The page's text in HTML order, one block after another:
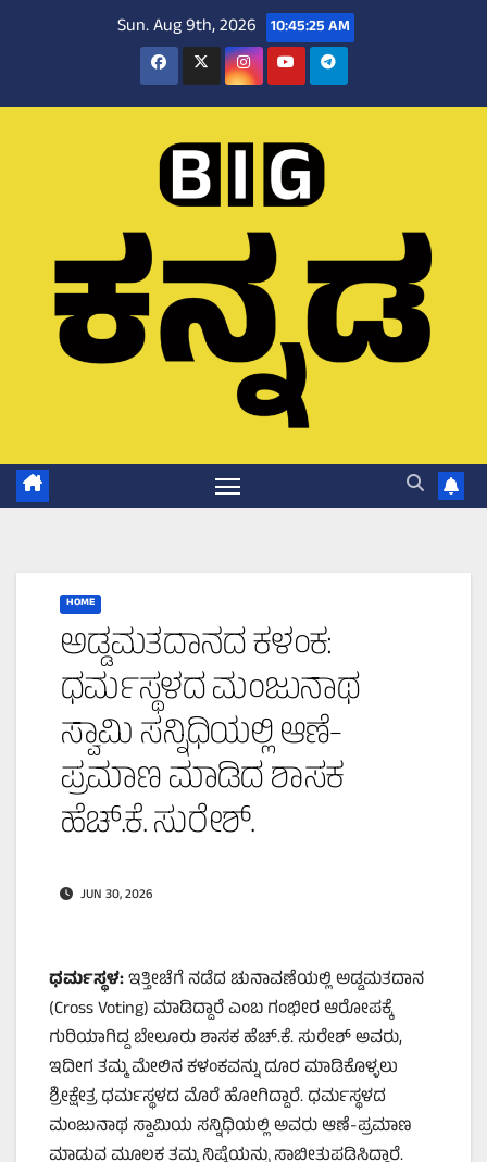
Sun. Aug 9th, 2026 10:45:26 AM
HOME
ಅಡ್ಡಮತದಾನದ ಕಳಂಕ:
ಧರ್ಮಸ್ಥಳದ ಮಂಜುನಾಥ
ಸ್ವಾಮಿ ಸನ್ನಿಧಿಯಲ್ಲಿ ಆಣೆ-
ಪ್ರಮಾಣ ಮಾಡಿದ ಶಾಸಕ
ಹೆಚ್.ಕೆ. ಸುರೇಶ್.
JUN 30, 2026
ಧರ್ಮಸ್ಥಳ:ಇತ್ತೀಚೆಗೆ ನಡೆದ ಚುನಾವಣೆಯಲ್ಲಿ ಅಡ್ಡಮತದಾನ
(Cross Voting) ಮಾಡಿದ್ದಾರೆ ಎಂಬ ಗಂಭೀರ ಆರೋಪಕ್ಕೆ
ಗುರಿಯಾಗಿದ್ದ ಬೇಲೂರು ಶಾಸಕ ಹೆಚ್.ಕೆ. ಸುರೇಶ್ ಅವರು,
ಇದೀಗ ತಮ್ಮ ಮೇಲಿನ ಕಳಂಕವನ್ನು ದೂರ ಮಾಡಿಕೊಳ್ಳಲು
ಶ್ರೀಕ್ಷೇತ್ರ ಧರ್ಮಸ್ಥಳದ ಮೊರೆ ಹೋಗಿದ್ದಾರೆ. ಧರ್ಮಸ್ಥಳದ
ಮಂಜುನಾಥ ಸ್ವಾಮಿಯ ಸನ್ನಿಧಿಯಲ್ಲಿ ಅವರು ಆಣೆ-ಪ್ರಮಾಣ